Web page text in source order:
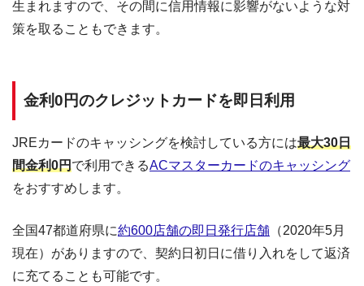
生まれますので、その間に信用情報に影響がないような対
策を取ることもできます。
金利0円のクレジットカードを即日利用
JREカードのキャッシングを検討している方には最大30日
間金利0円で利用できるACマスターカードのキャッシング
をおすすめします。
全国47都道府県に約600店舗の即日発行店舗 （2020年5月
現在）がありますので、契約日初日に借り入れをして返済
に充てることも可能です。